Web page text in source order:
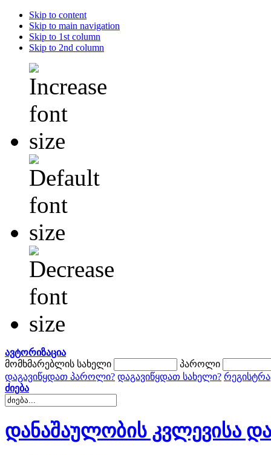
Skip to content
Skip to main navigation
Skip to 1st column
Skip to 2nd column
ავტორიზაცია
მომხმარებლის სახელი
პაროლი
დაგავიწყდათ პაროლი? დაგავიწყდათ სახელი?
ძიება
დანაშაულობის კვლევისა